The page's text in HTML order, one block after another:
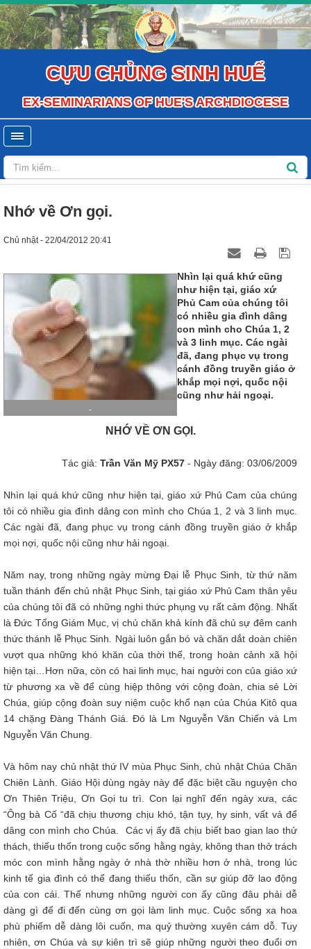
CỰU CHỦNG SINH HUẾ
EX-SEMINARIANS OF HUE'S ARCHDIOCESE
Nhớ về Ơn gọi.
Chủ nhật - 22/04/2012 20:41
-
Nhìn lại quá khứ cũng
như hiện tại, giáo xứ
Phủ Cam của chúng tôi
có nhiều gia đình dâng
con mình cho Chúa 1, 2
và 3 linh mục. Các ngài
đã, đang phục vụ trong
cánh đồng truyền giáo ở
khắp mọi nợi, quốc nội
cũng như hải ngoại.
NHỚ VỀ ƠN GỌI.
Tác giả: Trần Văn Mỹ PX57 - Ngày đăng: 03/06/2009
Nhìn lại quá khứ cũng như hiện tại, giáo xứ Phủ Cam của chúng
tôi có nhiều gia đình dâng con mình cho Chúa 1, 2 và 3 linh mục.
Các ngài đã, đang phục vụ trong cánh đồng truyền giáo ở khắp
mọi nợi, quốc nội cũng như hải ngoại.
Năm nay, trong những ngày mừng Đại lễ Phục Sinh, từ thứ năm
tuần thánh đến chủ nhật Phục Sinh, tại giáo xứ Phủ Cam thân yêu
của chúng tôi đã có những nghi thức phụng vụ rất cảm động. Nhất
là Đức Tổng Giám Mục, vị chủ chăn khả kính đã chủ sự đêm canh
thức thánh lễ Phục Sinh. Ngài luôn gắn bó và chăn dắt doàn chiên
vượt qua những khó khăn của thời thế, trong hoàn cảnh xã hội
hiện tại…Hơn nữa, còn có hai linh mục, hai người con của giáo xứ
từ phương xa về để cùng hiệp thông với cộng đoàn, chia sẻ Lời
Chúa, giúp cộng đoàn suy niệm cuộc khổ nạn của Chúa Kitô qua
14 chặng Đàng Thánh Giá. Đó là Lm Nguyễn Văn Chiến và Lm
Nguyễn Văn Chung.
Và hôm nay chủ nhật thứ IV mùa Phục Sinh, chủ nhật Chúa Chăn
Chiên Lành. Giáo Hội dùng ngày này để đặc biệt cầu nguyện cho
Ơn Thiên Triệu, Ơn Gọi tu trì. Con lại nghĩ đến ngày xưa, các
“Ông bà Cố “đã chịu thương chịu khó, tận tụy, hy sinh, vất vả để
dâng con mình cho Chúa. Các vị ấy đã chịu biết bao gian lao thử
thách, thiếu thốn trong cuộc sống hằng ngày, không than thở trách
móc con mình hằng ngày ở nhà thờ nhiều hơn ở nhà, trong lúc
kinh tế gia đình có thể đang thiếu thốn, cần sự giúp đỡ lao động
của con cái. Thế nhưng những người con ấy cũng đâu phải dễ
dàng gì để đi đến cùng ơn gọi làm linh mục. Cuộc sống xa hoa
phù phiếm dễ dàng lôi cuốn, ma quỷ thường xuyên cám dỗ. Tuy
nhiên, ơn Chúa và sự kiên trì sẽ giúp những người theo đuổi ơn